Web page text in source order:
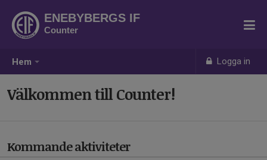
Hem Logga in
ENEBYBERGS IF
Counter
Välkommen till Counter!
Kommande aktiviteter